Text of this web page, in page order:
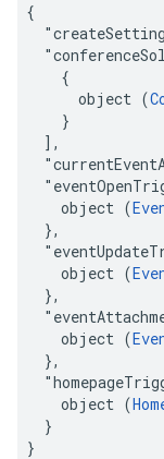
{
    {
      object (
    }
  ],
    object (
  },
    object (
  },
    object (
  },
    object (
  }
}